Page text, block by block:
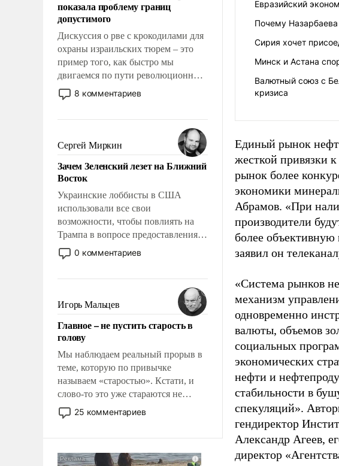
показала проблему границ
допустимого
Дискуссия о рве с крокодилами для
охраны израильских тюрем – это
пример того, как быстро мы
двигаемся по пути революционных
изменений. То, что несколько лет
назад было образом для
8 комментариев
Сергей Миркин
Зачем Зеленский лезет на Ближний
Восток
Украинские лоббисты в США
использовали все свои
возможности, чтобы повлиять на
Трампа в вопросе предоставления
вооружений своим нанимателям.
Вероятно, кому-то из тех, кто
продемонстрировать, что Украина
вступила в вооруженное
противостояние с Ираном.
0 комментариев
Игорь Мальцев
Главное – не пустить старость в
голову
Мы наблюдаем реальный прорыв в
теме, которую по привычке
называем «старостью». Кстати, и
слово-то это уже стараются не
использовать – так же, как «бабка»,
«дед», – хотя бы в образованной
25 комментариев
Евразийский
Почему
Сирия хочет
Минск и Астана
Валютный союз с
кризиса
Eдиный рынок
жесткой привязки
рынок более
экономики
Абрамов. «При
производители
более объективную
заявил он
«Система рынков
механизм
одновременно
валюты, объемов
социальных
экономических
нефти и
стабильности в
спекуляций».
гендиректор
Александр Агеев,
директор